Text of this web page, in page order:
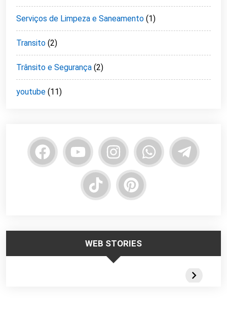
Serviços de Limpeza e Saneamento (1)
Transito (2)
Trânsito e Segurança (2)
youtube (11)
WEB STORIES
Trabalhar no
Responsabilidade
Portateis